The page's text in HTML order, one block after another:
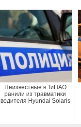
Неизвестные в ТиНАО
ранили из травматики
водителя Hyundai Solaris